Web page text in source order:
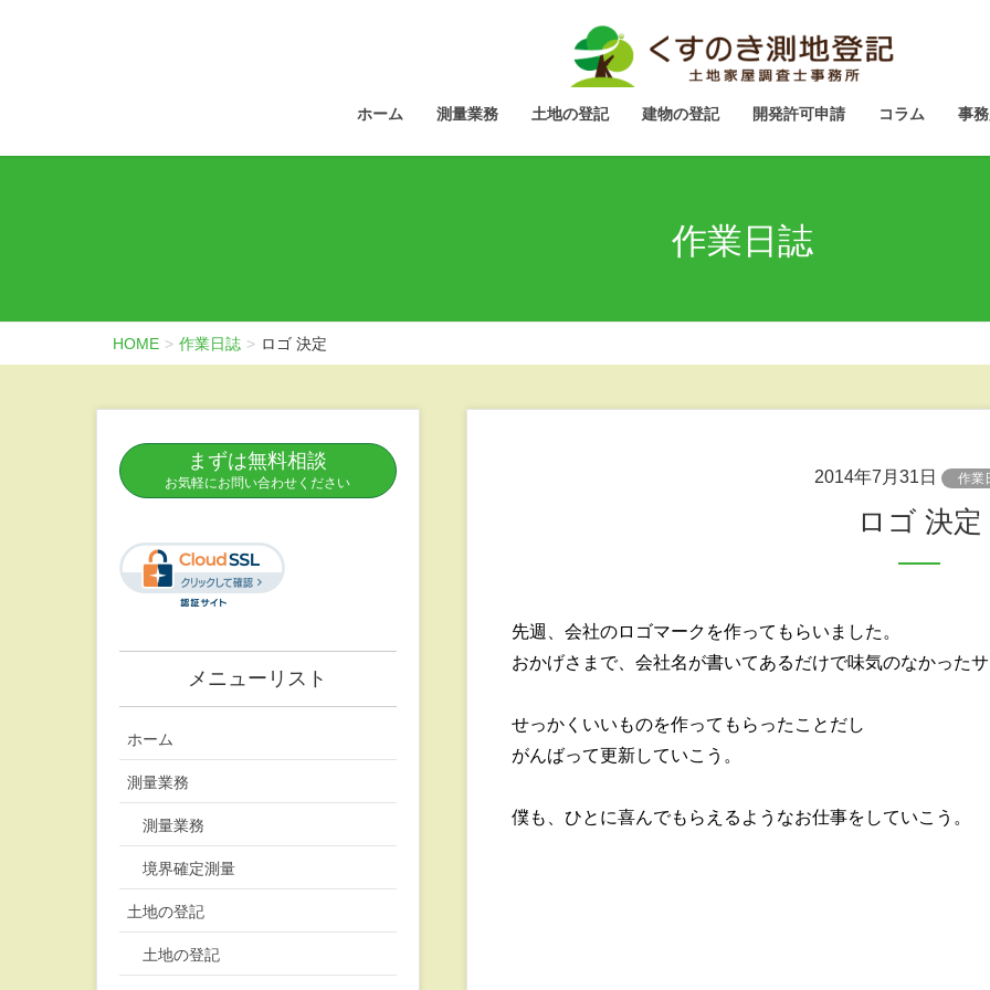
ホーム 測量業務 土地の登記 建物の登記 開発許可申請 コラム 事
作業日誌
HOME 作業日誌 ロゴ 決定
2014年7月31日 作業
ロゴ 決定
先週、会社のロゴマークを作ってもらいました。
おかげさまで、会社名が書いてあるだけで味気のなかった
せっかくいいものを作ってもらったことだし
がんばって更新していこう。
僕も、ひとに喜んでもらえるようなお仕事をしていこう。
まずは無料相談
お気軽にお問い合わせください
メニューリスト
ホーム
測量業務
測量業務
境界確定測量
土地の登記
土地の登記